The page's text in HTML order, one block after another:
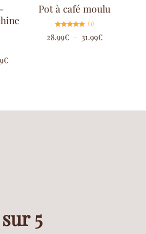
€
Pot à café moulu
5.00
sur 5
(1)
28.99€ – 31.99€
5